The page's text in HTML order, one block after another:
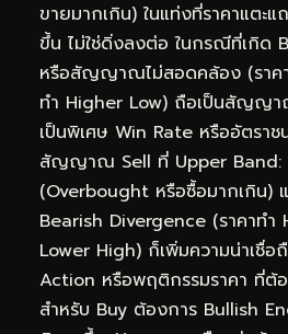
ขายมากเกิน) ในแท่งที่ราคาแตะ
ขึ้น ไม่ใช่ดิ่งลงต่อ ในกรณีที่เกิด
หรือสัญญาณไม่สอดคล้อง (ราคา
ทำ Higher Low) ถือเป็นสัญญ
เป็นพิเศษ Win Rate หรืออัตรา
สัญญาณ Sell ที่ Upper Band:
(Overbought หรือซื้อมากเกิน)
Bearish Divergence (ราคาทำ
Lower High) ก็เพิ่มความน่าเชื่อ
Action หรือพฤติกรรมราคา ที่ต้อ
สำหรับ Buy ต้องการ Bullish